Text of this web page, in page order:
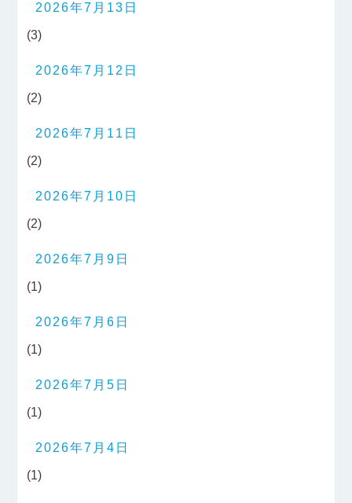
2026年7月13日
(3)
2026年7月12日
(2)
2026年7月11日
(2)
2026年7月10日
(2)
2026年7月9日
(1)
2026年7月6日
(1)
2026年7月5日
(1)
2026年7月4日
(1)